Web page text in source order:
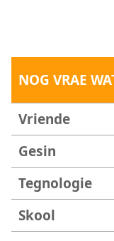
NOG VRAE
Vriende
Gesin
Tegnologie
Skool